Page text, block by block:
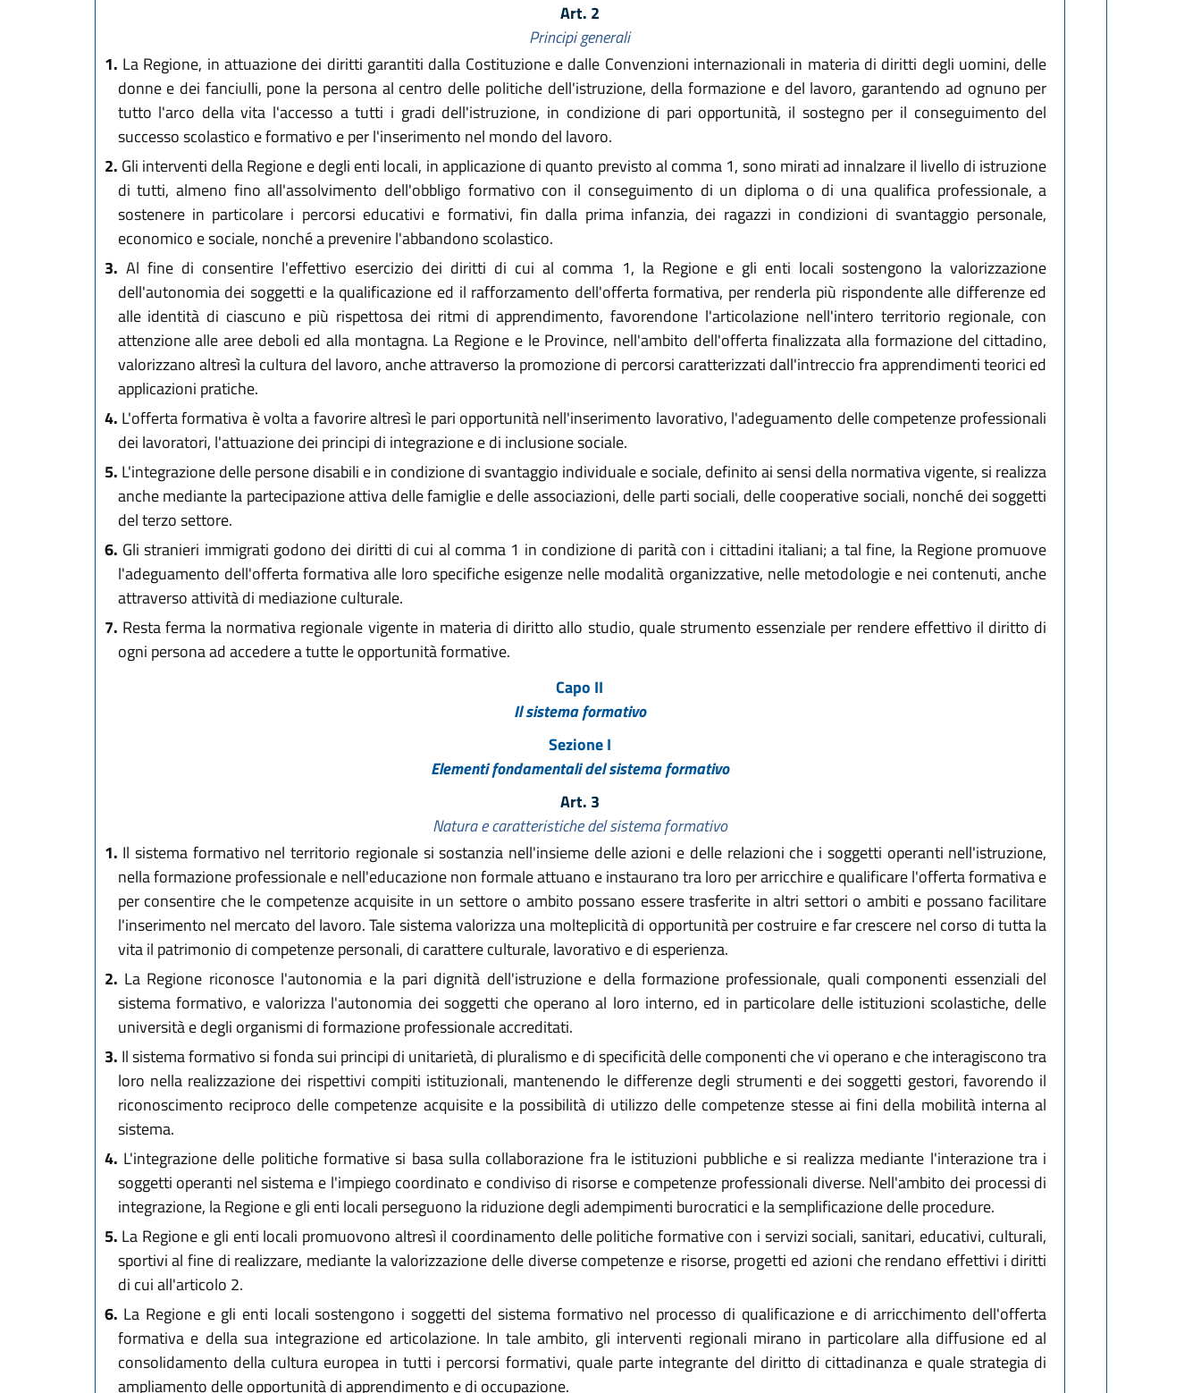
Art. 2
Principi generali
1. La Regione, in attuazione dei diritti garantiti dalla Costituzione e dalle Convenzioni internazionali in materia di diritti degli uomini, delle
donne e dei fanciulli, pone la persona al centro delle politiche dell'istruzione, della formazione e del lavoro, garantendo ad ognuno per
tutto l'arco della vita l'accesso a tutti i gradi dell'istruzione, in condizione di pari opportunità, il sostegno per il conseguimento del
successo scolastico e formativo e per l'inserimento nel mondo del lavoro.
2. Gli interventi della Regione e degli enti locali, in applicazione di quanto previsto al comma 1, sono mirati ad innalzare il livello di istruzione
di tutti, almeno fino all'assolvimento dell'obbligo formativo con il conseguimento di un diploma o di una qualifica professionale, a
sostenere in particolare i percorsi educativi e formativi, fin dalla prima infanzia, dei ragazzi in condizioni di svantaggio personale,
economico e sociale, nonché a prevenire l'abbandono scolastico.
3. Al fine di consentire l'effettivo esercizio dei diritti di cui al comma 1, la Regione e gli enti locali sostengono la valorizzazione
dell'autonomia dei soggetti e la qualificazione ed il rafforzamento dell'offerta formativa, per renderla più rispondente alle differenze ed
alle identità di ciascuno e più rispettosa dei ritmi di apprendimento, favorendone l'articolazione nell'intero territorio regionale, con
attenzione alle aree deboli ed alla montagna. La Regione e le Province, nell'ambito dell'offerta finalizzata alla formazione del cittadino,
valorizzano altresì la cultura del lavoro, anche attraverso la promozione di percorsi caratterizzati dall'intreccio fra apprendimenti teorici ed
applicazioni pratiche.
4. L'offerta formativa è volta a favorire altresì le pari opportunità nell'inserimento lavorativo, l'adeguamento delle competenze professionali
dei lavoratori, l'attuazione dei principi di integrazione e di inclusione sociale.
5. L'integrazione delle persone disabili e in condizione di svantaggio individuale e sociale, definito ai sensi della normativa vigente, si realizza
anche mediante la partecipazione attiva delle famiglie e delle associazioni, delle parti sociali, delle cooperative sociali, nonché dei soggetti
del terzo settore.
6. Gli stranieri immigrati godono dei diritti di cui al comma 1 in condizione di parità con i cittadini italiani; a tal fine, la Regione promuove
l'adeguamento dell'offerta formativa alle loro specifiche esigenze nelle modalità organizzative, nelle metodologie e nei contenuti, anche
attraverso attività di mediazione culturale.
7. Resta ferma la normativa regionale vigente in materia di diritto allo studio, quale strumento essenziale per rendere effettivo il diritto di
ogni persona ad accedere a tutte le opportunità formative.
Capo II
Il sistema formativo
Sezione I
Elementi fondamentali del sistema formativo
Art. 3
Natura e caratteristiche del sistema formativo
1. Il sistema formativo nel territorio regionale si sostanzia nell'insieme delle azioni e delle relazioni che i soggetti operanti nell'istruzione,
nella formazione professionale e nell'educazione non formale attuano e instaurano tra loro per arricchire e qualificare l'offerta formativa e
per consentire che le competenze acquisite in un settore o ambito possano essere trasferite in altri settori o ambiti e possano facilitare
l'inserimento nel mercato del lavoro. Tale sistema valorizza una molteplicità di opportunità per costruire e far crescere nel corso di tutta la
vita il patrimonio di competenze personali, di carattere culturale, lavorativo e di esperienza.
2. La Regione riconosce l'autonomia e la pari dignità dell'istruzione e della formazione professionale, quali componenti essenziali del
sistema formativo, e valorizza l'autonomia dei soggetti che operano al loro interno, ed in particolare delle istituzioni scolastiche, delle
università e degli organismi di formazione professionale accreditati.
3. Il sistema formativo si fonda sui principi di unitarietà, di pluralismo e di specificità delle componenti che vi operano e che interagiscono tra
loro nella realizzazione dei rispettivi compiti istituzionali, mantenendo le differenze degli strumenti e dei soggetti gestori, favorendo il
riconoscimento reciproco delle competenze acquisite e la possibilità di utilizzo delle competenze stesse ai fini della mobilità interna al
sistema.
4. L'integrazione delle politiche formative si basa sulla collaborazione fra le istituzioni pubbliche e si realizza mediante l'interazione tra i
soggetti operanti nel sistema e l'impiego coordinato e condiviso di risorse e competenze professionali diverse. Nell'ambito dei processi di
integrazione, la Regione e gli enti locali perseguono la riduzione degli adempimenti burocratici e la semplificazione delle procedure.
5. La Regione e gli enti locali promuovono altresì il coordinamento delle politiche formative con i servizi sociali, sanitari, educativi, culturali,
sportivi al fine di realizzare, mediante la valorizzazione delle diverse competenze e risorse, progetti ed azioni che rendano effettivi i diritti
di cui all'articolo 2.
6. La Regione e gli enti locali sostengono i soggetti del sistema formativo nel processo di qualificazione e di arricchimento dell'offerta
formativa e della sua integrazione ed articolazione. In tale ambito, gli interventi regionali mirano in particolare alla diffusione ed al
consolidamento della cultura europea in tutti i percorsi formativi, quale parte integrante del diritto di cittadinanza e quale strategia di
ampliamento delle opportunità di apprendimento e di occupazione.